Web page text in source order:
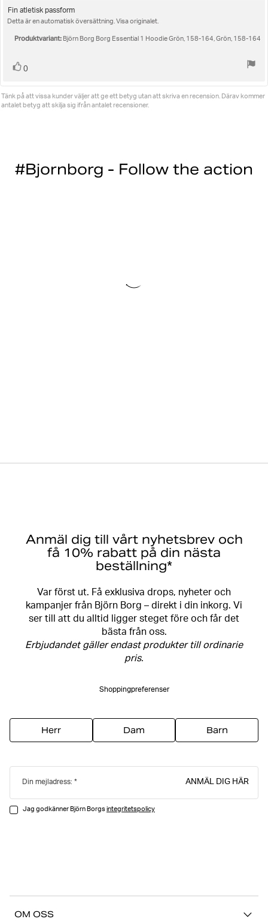
utav
Recensionstext:
Fin atletisk passform
Detta är en automatisk översättning. Visa originalet.
Produktvariant: Björn Borg Borg Essential 1 Hoodie Grön, 158-164, Grön, 158-164
Rösta
0
Tänk på att vissa kunder väljer att ge ett betyg utan att skriva en recension. Därav kommer
antalet betyg att skilja sig ifrån antalet recensioner.
#Bjornborg - Follow the action
Anmäl dig till vårt nyhetsbrev och
få 10% rabatt på din nästa
beställning*
Var först ut. Få exklusiva drops, nyheter och
kampanjer från Björn Borg – direkt i din inkorg. Vi
ser till att du alltid ligger steget före och får det
bästa från oss.
Erbjudandet gäller endast produkter till ordinarie
pris.
Shoppingpreferenser
Herr Dam Barn
Din mejladress: ANMÄL DIG HÄR
Jag godkänner Björn Borgsintegritetspolicy
OM OSS